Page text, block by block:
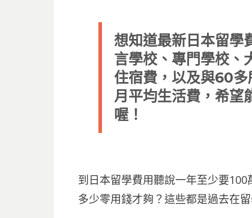
想知道最新日本留學
言學校、專門學校、
住宿費，以及與60
月平均生活費，希望
喔！
到日本留學費用聽說一年至少要
多少零用錢才夠？這些都是過去在